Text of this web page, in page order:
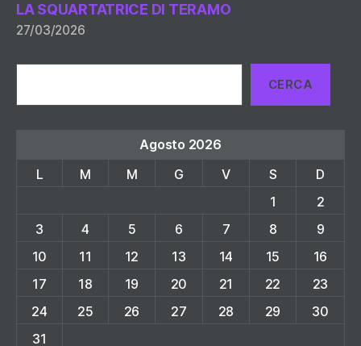
LA SQUARTATRICE DI TERAMO
27/03/2026
CERCA
Agosto 2026
L
M M G V S
D
1
2
3
4 5 6 7 8
9
10
11 12 13 14 15
16
17
18 19 20 21 22
23
24
25 26 27 28 29
30
31